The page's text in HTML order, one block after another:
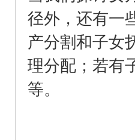
径外，还有一
产分割和子女
理分配；若有
等。